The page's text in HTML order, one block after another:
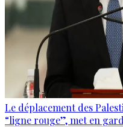
Le déplacement des
“ligne rouge”, met en